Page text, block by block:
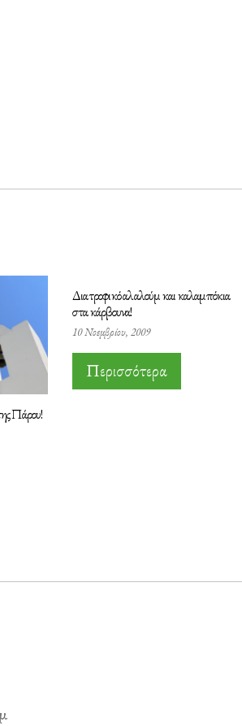
Πάρου!
Διατροφικό αλαλούμ και καλαμπόκια
στα κάρβουνα!
10 Νοεμβρίου, 2009
Περισσότερα